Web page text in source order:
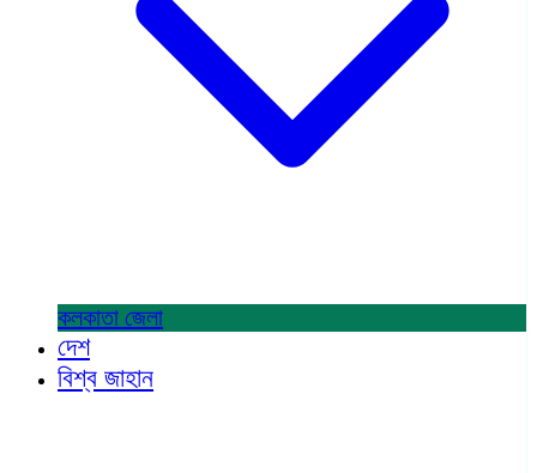
কলকাতা জেলা
দেশ
বিশ্ব জাহান